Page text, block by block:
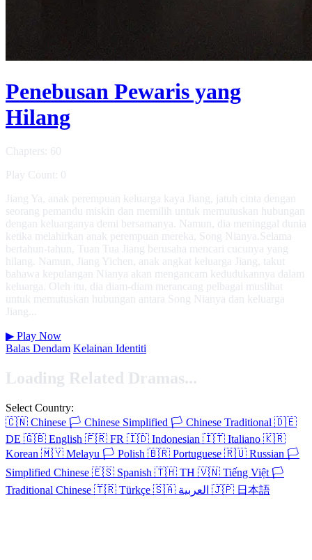
Penebusan Pewaris yang
Hilang
Chapters: 60
Play Count: 0
Jiang Ya, anak perempuan keluarga kaya Jiang, jatuh cinta dengan
seorang pemandu miskin dan memilih untuk memutuskan hubungan
dengan keluarganya demi bersamanya. Namun, dia meninggal dunia
ketika melahirkan anak perempuan mereka, Song Nianya.Selama
bertahun-tahun, Tuan Tua Jiang berusaha mencari cucunya yang
hilang. Namun, Jiang Yichen, anak angkat keluarga Jiang, takut
bahawa kepulangan Nianya akan mengancam kedudukannya dalam
keluarga. Oleh itu, dia diam-diam merancang pelbagai muslihat
untuk memutuskan hubungan antara Song Nianya dan keluarga
Jiang...
▶ Play Now
Balas Dendam Kelainan Identiti
Loading Related Dramas...
Select Country:
🇨🇳 Chinese 🏳️ Chinese Simplified 🏳️ Chinese Traditional 🇩🇪
DE 🇬🇧 English 🇫🇷 FR 🇮🇩 Indonesian 🇮🇹 Italiano 🇰🇷
Korean 🇲🇾 Melayu 🏳️ Polish 🇧🇷 Portuguese 🇷🇺 Russian 🏳️
Simplified Chinese 🇪🇸 Spanish 🇹🇭 TH 🇻🇳 Tiếng Việt 🏳️
Traditional Chinese 🇹🇷 Türkçe 🇸🇦 🇯🇵 日本語